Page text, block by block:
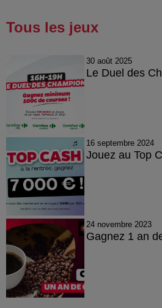
Tous les jeux
30 août 2025
Le Duel des
16 septembre 2024
Jouez au Top
24 novembre 2023
Gagnez 1 an